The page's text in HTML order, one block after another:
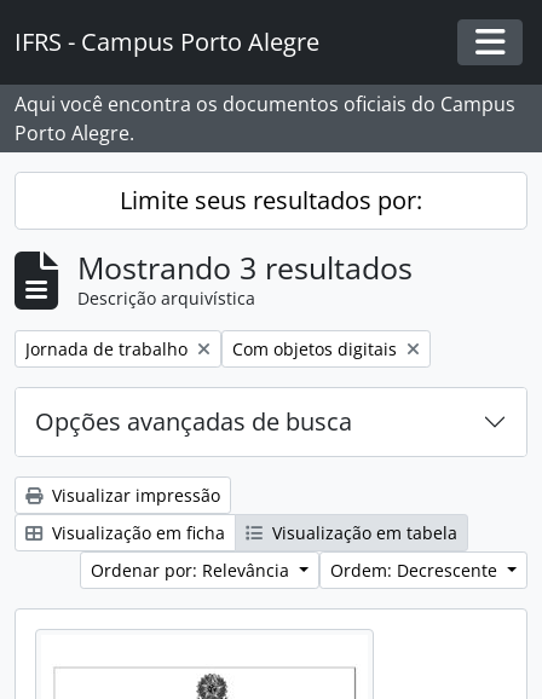
IFRS - Campus Porto Alegre
Aqui você encontra os documentos oficiais do Campus
Porto Alegre.
Limite seus resultados por:
Mostrando 3 resultados
Descrição arquivística
Remover filtro:
Jornada de trabalho Remover filtro:
Com objetos digitais
Opções avançadas de busca
Visualizar impressão
Visualização em ficha
Visualização em tabela
Ordenar por: Relevância
Ordem: Decrescente